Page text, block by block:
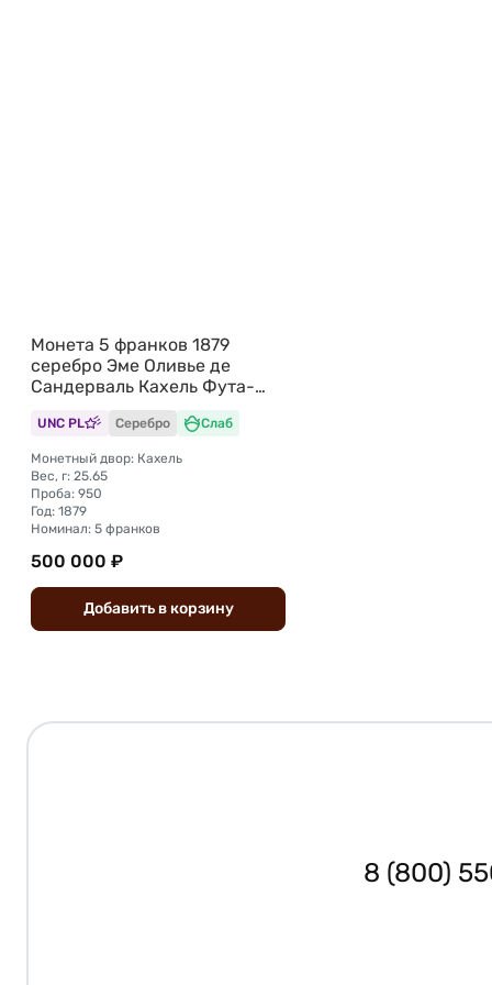
Монета 5 франков 1879
серебро Эме Оливье де
Сандерваль Кахель Фута-
Джаллон слаб PCGS SP 61
UNC PL Серебро Слаб
Монетный двор: Кахель
Вес, г: 25.65
Проба: 950
Год: 1879
Номинал: 5 франков
500 000 ₽
Добавить вкорзину
8 (800)